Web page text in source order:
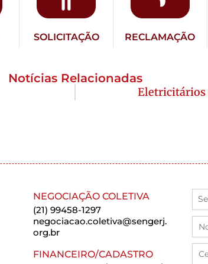
SOLICITAÇÃO RECLAMAÇÃO
Notícias Relacionadas
Eletricitários
NEGOCIAÇÃO COLETIVA
(21) 99458-1297
negociacao.coletiva@sengerj.
org.br
FINANCEIRO/CADASTRO